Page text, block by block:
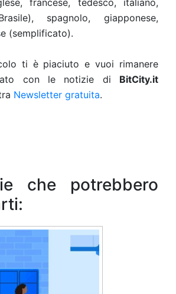
spagnolo, giapponese,
(semplificato).
ti è piaciuto e vuoi rimanere
con le notizie di BitCity.it
Newsletter gratuita.
che potrebbero